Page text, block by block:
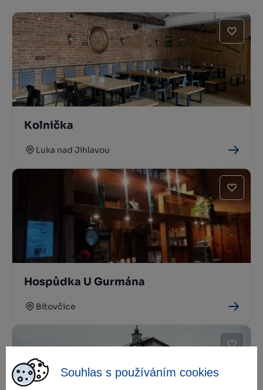
Souhlas s používáním cookies
Kolnička
Luka nad Jihlavou
Hospůdka U Gurmána
Bítovčice